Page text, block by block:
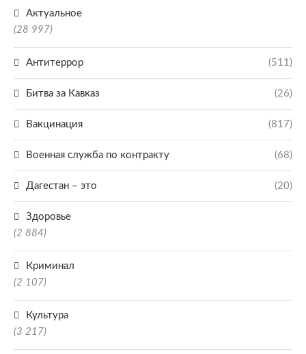
Актуальное
(28 997)
Антитеррор (511)
Битва за Кавказ (26)
Вакцинация (817)
Военная служба по контракту (68)
Дагестан – это (20)
Здоровье
(2 884)
Криминал
(2 107)
Культура
(3 217)